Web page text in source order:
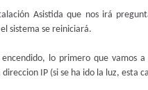
Asistida que nos irá
sistema se reiniciará.
lo primero que vamos
IP (si se ha ido la luz, esta